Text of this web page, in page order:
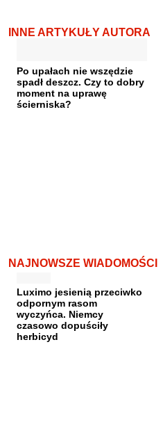
INNE ARTYKUŁY AUTORA
Po upałach nie wszędzie
spadł deszcz. Czy to dobry
moment na uprawę
ścierniska?
NAJNOWSZE WIADOMOŚCI
Luximo jesienią przeciwko
odpornym rasom
wyczyńca. Niemcy
czasowo dopuściły
herbicyd